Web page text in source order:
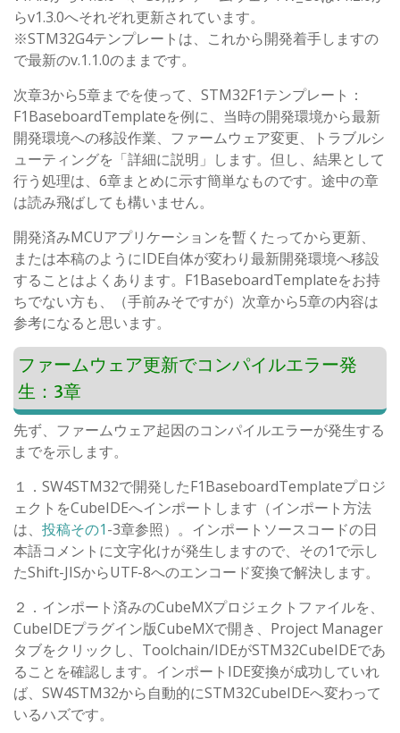
らv1.3.0へそれぞれ更新されています。
※STM32G4テンプレートは、これから開発着手しますの
で最新のv.1.1.0のままです。
次章3から5章までを使って、STM32F1テンプレート：
F1BaseboardTemplateを例に、当時の開発環境から最新
開発環境への移設作業、ファームウェア変更、トラブルシ
ューティングを「詳細に説明」します。但し、結果として
行う処理は、6章まとめに示す簡単なものです。途中の章
は読み飛ばしても構いません。
開発済みMCUアプリケーションを暫くたってから更新、
または本稿のようにIDE自体が変わり最新開発環境へ移設
することはよくあります。F1BaseboardTemplateをお持
ちでない方も、（手前みそですが）次章から5章の内容は
参考になると思います。
ファームウェア更新でコンパイルエラー発
生：3章
先ず、ファームウェア起因のコンパイルエラーが発生する
までを示します。
１．SW4STM32で開発したF1BaseboardTemplateプロジ
ェクトをCubeIDEへインポートします（インポート方法
は、 投稿その1-3章参照）。インポートソースコードの日
本語コメントに文字化けが発生しますので、その1で示し
たShift-JISからUTF-8へのエンコード変換で解決します。
２．インポート済みのCubeMXプロジェクトファイルを、
CubeIDEプラグイン版CubeMXで開き、Project Manager
タブをクリックし、Toolchain/IDEがSTM32CubeIDEであ
ることを確認します。インポートIDE変換が成功していれ
ば、SW4STM32から自動的にSTM32CubeIDEへ変わって
いるハズです。